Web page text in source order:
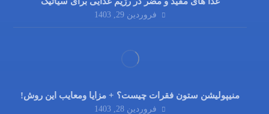
فروردین 29, 1403
منیپولیشن ستون فقرات چیست؟ + مزایا ومعایب این روش!
فروردین 28, 1403